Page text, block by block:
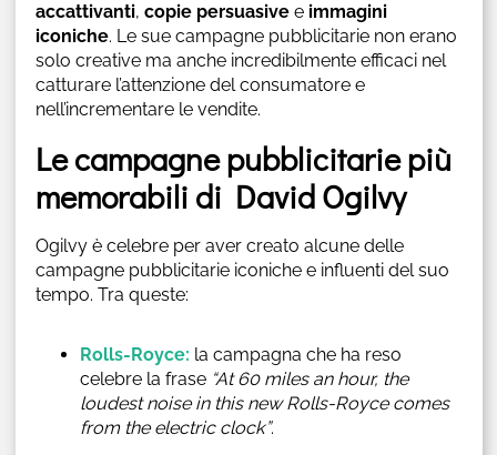
accattivanti, copie persuasivee immagini
iconiche. Le sue campagne pubblicitarie non erano
solo creative ma anche incredibilmente efficaci nel
catturare l’attenzione del consumatore e
nell’incrementare le vendite.
Le campagne pubblicitarie più
memorabili di David Ogilvy
Ogilvy è celebre per aver creato alcune delle
campagne pubblicitarie iconiche e influenti del suo
tempo. Tra queste:
Rolls-Royce: la campagna che ha reso
celebre la frase “At 60 miles an hour, the
loudest noise in this new Rolls-Royce comes
from the electric clock”.